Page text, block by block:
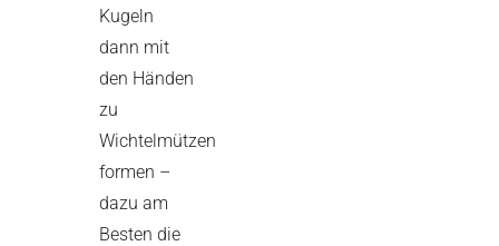
Kugeln
dann mit
den Händen
zu
Wichtelmützen
formen –
dazu am
Besten die